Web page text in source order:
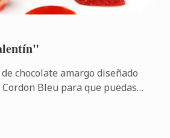
chocolate amargo diseñado
Bleu para que puedas